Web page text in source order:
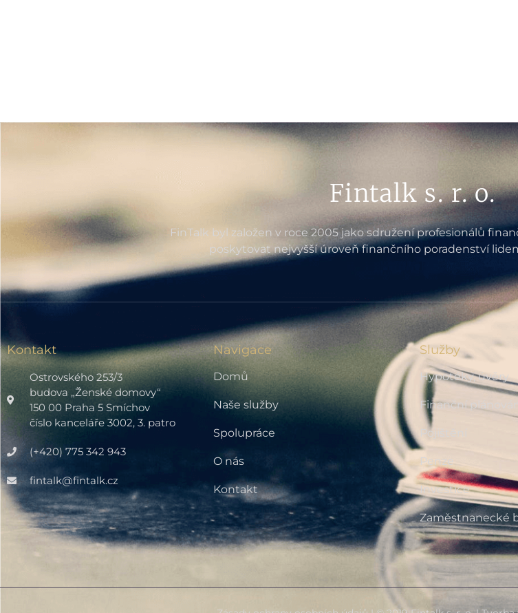
Fintalk s. r. o.
FinTalk byl založen v roce 2005 jako sdružení profesionálů
poskytovat nejvyšší úroveň finančního poradenství
Kontakt
Ostrovského 253/3
budova „Ženské domovy“
150 00 Praha 5 Smíchov
číslo kanceláře 3002, 3. patro
(+420) 775 342 943
fintalk@fintalk.cz
Navigace
Domů
Naše služby
Spolupráce
O nás
Kontakt
Služby
Hypotéky, úvěry
Finanční plánování
Pojištění
Penze
Investice
Zaměstnanecké